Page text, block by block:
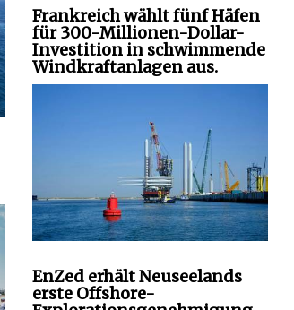
Frankreich wählt fünf Häfen
für 300-Millionen-Dollar-
Investition in schwimmende
Windkraftanlagen aus.
EnZed erhält Neuseelands
erste Offshore-